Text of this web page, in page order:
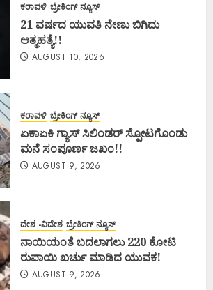
ಕರಾವಳಿ ಬ್ರೇಕಿಂಗ್ ನ್ಯೂಸ್
21 ವರ್ಷದ ಯುವತಿ ನೇಣು ಬಿಗಿದು
ಆತ್ಮಹತ್ಯೆ!!
AUGUST 10, 2026
ಕರಾವಳಿ ಬ್ರೇಕಿಂಗ್ ನ್ಯೂಸ್
ಏಕಾಏಕಿ ಗ್ಯಾಸ್ ಸಿಲಿಂಡರ್ ಸ್ಪೋಟಗೊಂಡು
ಮನೆ ಸಂಪೂರ್ಣ ಜಖಂ!!
AUGUST 9, 2026
ದೇಶ -ವಿದೇಶ ಬ್ರೇಕಿಂಗ್ ನ್ಯೂಸ್
ನಾಯಿಯಂತೆ ಬದಲಾಗಲು 220 ಕೋಟಿ
ರುಪಾಯಿ ಖರ್ಚು ಮಾಡಿದ ಯುವಕ!
AUGUST 9, 2026